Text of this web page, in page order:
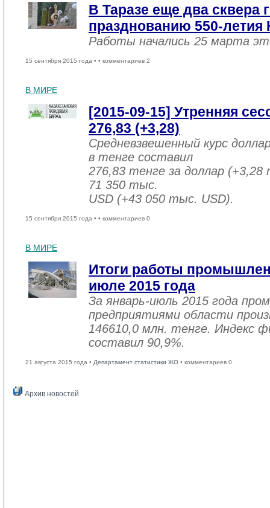
В Таразе еще два сквера
празднованию 550-летия
Работы начались 25 марта
15 сентября 2015 года • • комментариев 2
В МИРЕ
[2015-09-15] Утренняя
276,83 (+3,28)
Средневзвешенный курс
в тенге составил
276,83 тенге за доллар
71 350 тыс.
USD (+43 050 тыс. USD).
15 сентября 2015 года • • комментариев 0
В МИРЕ
Итоги работы
июле 2015 года
За январь-июль 2015 года
предприятиями области
146610,0 млн. тенге. Индекс
составил 90,9%.
21 августа 2015 года • Департамент статистики ЖО • комментариев 0
Архив новостей